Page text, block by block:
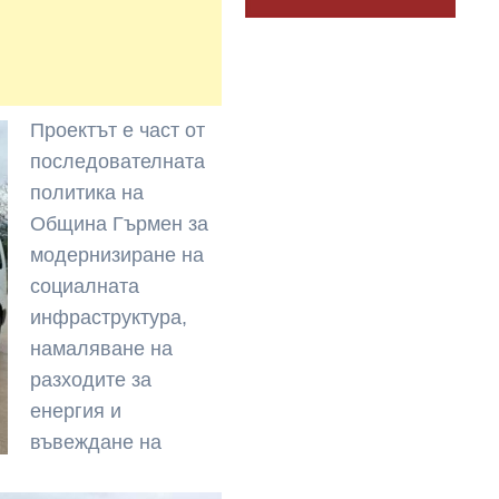
Проектът е част от
последователната
политика на
Община Гърмен за
модернизиране на
социалната
инфраструктура,
намаляване на
разходите за
енергия и
въвеждане на